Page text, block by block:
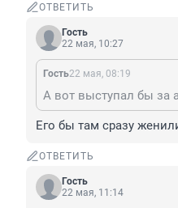
ОТВЕТИТЬ
Гость
22 мая, 10:27
Гость22 мая, 08:19
Его бы там сразу
ОТВЕТИТЬ
Гость
22 мая, 11:14